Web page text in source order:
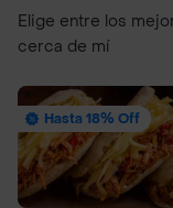
Elige entre los
cerca de mí
Hasta 18% Off